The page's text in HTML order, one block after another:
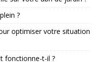
?
optimiser votre situation
fonctionne-t-il ?